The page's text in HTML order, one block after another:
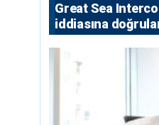
Great Sea
iddiasına